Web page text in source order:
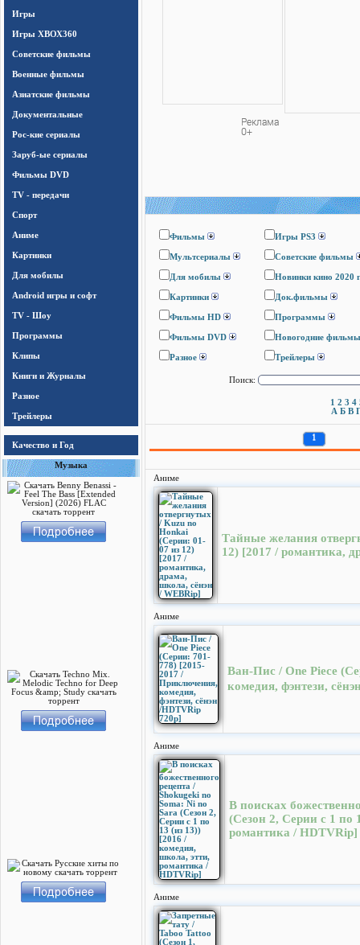
Игры
Игры ХВОХ360
Cоветские фильмы
Военные фильмы
Азиатские фильмы
Документальные
Рос-кие сериалы
Заруб-ые сериалы
Фильмы DVD
TV - передачи
Спорт
Аниме
Картинки
Для мобилы
Android игры и софт
TV - Шоу
Программы
Клипы
Книги и Журналы
Разное
Трейлеры
Качество и Год
Музыка
Фильмы Игры PS3
Мультсериалы Cоветские фильмы
Для мобилы Новинки кино 2020
Картинки Док.фильмы
Фильмы HD Программы
Фильмы DVD Новогодние фильмы
Разное Трейлеры
Поиск:
1 2 3 4
А Б В
1
Аниме
Тайные желания
12) [2017 / романтика,
Аниме
Ван-Пис / One Piece
комедия, фэнтези,
Аниме
В поисках
(Сезон 2, Серии с 1 по
романтика / HDTVRip]
Аниме